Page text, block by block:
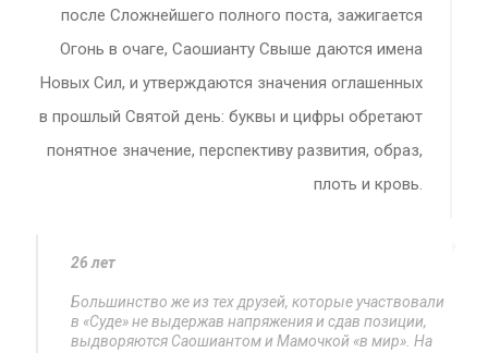
после Сложнейшего полного поста, зажигается
Огонь в очаге, Саошианту Свыше даются имена
Новых Сил, и утверждаются значения оглашенных
в прошлый Святой день: буквы и цифры обретают
понятное значение, перспективу развития, образ,
плоть и кровь.
26 лет
Большинство же из тех друзей, которые участвовали
в «Суде» не выдержав напряжения и сдав позиции,
выдворяются Саошиантом и Мамочкой «в мир». На